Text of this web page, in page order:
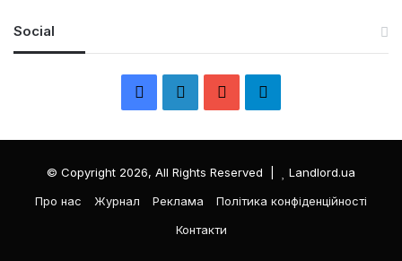
Social
e
k
e
T
л
е
© Copyright 2026, All Rights Reserved |
Landlord.ua
Про нас
Журнал Реклама
Політика конфіденційності
Контакти